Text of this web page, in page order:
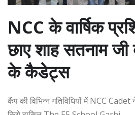
NCC के वार्षिक
छाए शाह सतनाम
के कैडेट्स
कैंप की विभिन्न गतिविधियों में NCC